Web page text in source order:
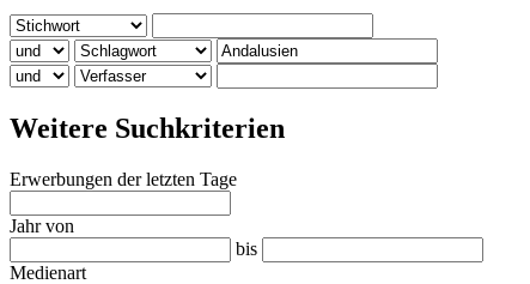
Weitere Suchkriterien
Erwerbungen der letzten Tage
Jahr von
bis
Medienart